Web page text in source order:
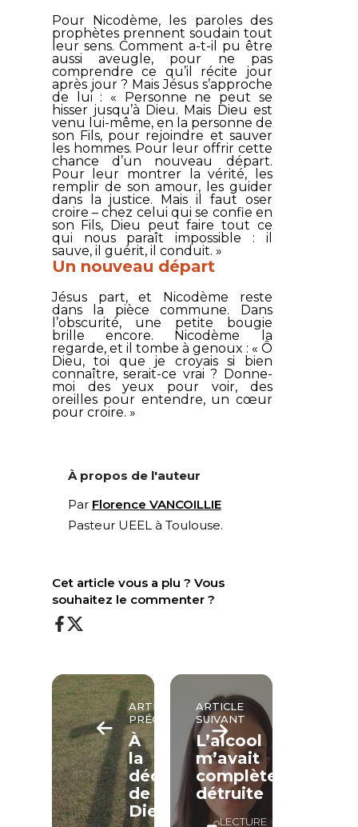
Pour Nicodème, les paroles des
prophètes prennent soudain tout
leur sens. Comment a-t-il pu être
aussi aveugle, pour ne pas
comprendre ce qu’il récite jour
après jour ? Mais Jésus s’approche
de lui : « Personne ne peut se
hisser jusqu’à Dieu. Mais Dieu est
venu lui-même, en la personne de
son Fils, pour rejoindre et sauver
les hommes. Pour leur offrir cette
chance d’un nouveau départ.
Pour leur montrer la vérité, les
remplir de son amour, les guider
dans la justice. Mais il faut oser
croire – chez celui qui se confie en
son Fils, Dieu peut faire tout ce
qui nous paraît impossible : il
sauve, il guérit, il conduit. »
Un nouveau départ
Jésus part, et Nicodème reste
dans la pièce commune. Dans
l’obscurité, une petite bougie
brille encore. Nicodème la
regarde, et il tombe à genoux : « Ô
Dieu, toi que je croyais si bien
connaître, serait-ce vrai ? Donne-
moi des yeux pour voir, des
oreilles pour entendre, un cœur
pour croire. »
À propos de l'auteur
Par Florence VANCOILLIE
Pasteur UEEL à Toulouse.
Cet article vous a plu ? Vous
souhaitez le commenter ?
ARTICLE
PRÉCÉDENT
À
la
découverte
de
Dieu
ARTICLE
SUIVANT
L’alcool
m’avait
complètement
détruite
LECTURE